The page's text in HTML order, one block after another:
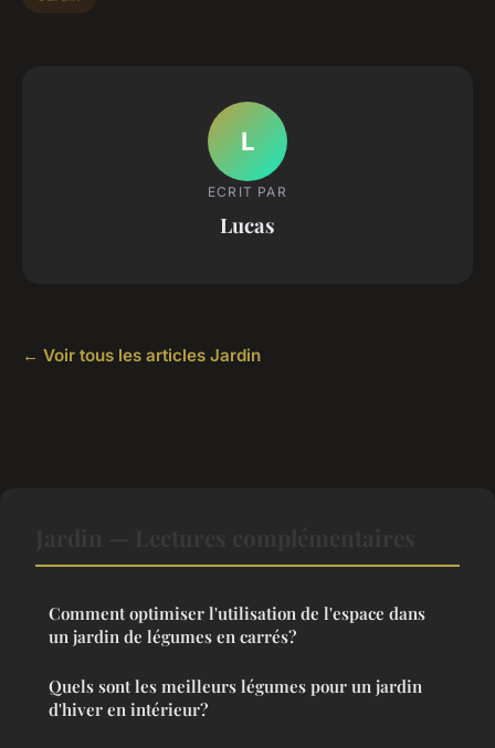
L
ECRIT PAR
Lucas
← Voir tous les articles Jardin
Comment optimiser l'utilisation de l'espace dans
un jardin de légumes en carrés?
Quels sont les meilleurs légumes pour un jardin
d'hiver en intérieur?